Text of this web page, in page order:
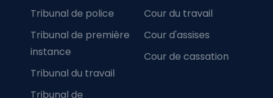
Tribunal de police
Tribunal de première
instance
Tribunal du travail
Tribunal de
Cour du travail
Cour d'assises
Cour de cassation